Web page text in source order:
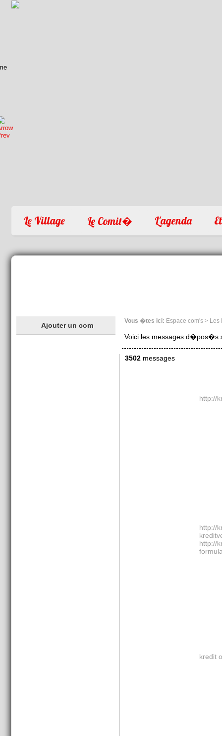
Le Village Le Comit� L'agenda
Vous �tes ici: Espace com's > Les
Voici les messages d�pos�s
3502messages
http://
http://
http://
kredit
Ajouter un com